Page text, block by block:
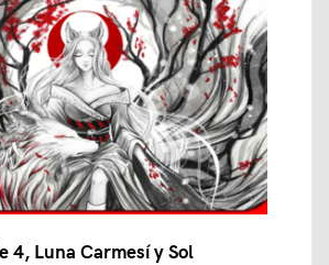
4, Luna Carmesí y Sol